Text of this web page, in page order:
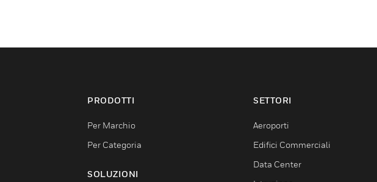
PRODOTTI
Per Marchio
Per Categoria
SOLUZIONI
SETTORI
Aeroporti
Edifici Commerciali
Data Center